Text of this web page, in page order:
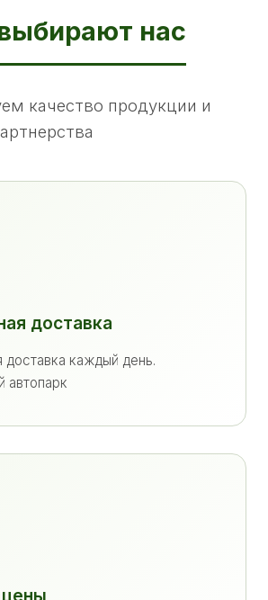
нас
качество продукции и
доставка
доставка каждый день.
автопарк